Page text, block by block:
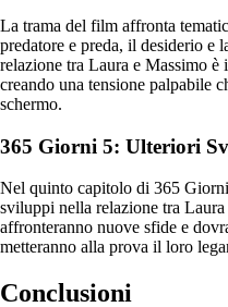
La trama del film affronta
predatore e preda, il desiderio e
relazione tra Laura e Massimo
creando una tensione palpabile
schermo.
365 Giorni 5: Ulteriori
Nel quinto capitolo di 365
sviluppi nella relazione tra
affronteranno nuove sfide e
metteranno alla prova il loro
Conclusioni